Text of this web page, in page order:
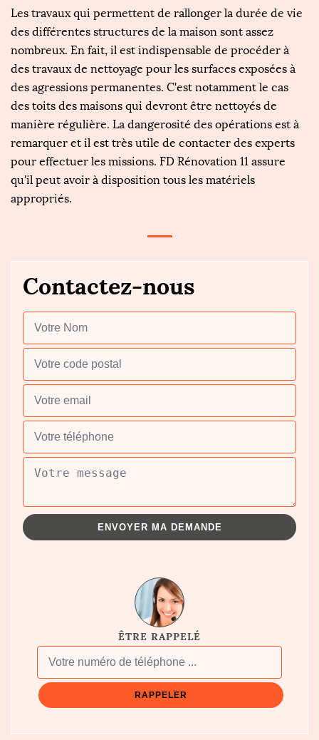
Les travaux qui permettent de rallonger la durée de vie
des différentes structures de la maison sont assez
nombreux. En fait, il est indispensable de procéder à
des travaux de nettoyage pour les surfaces exposées à
des agressions permanentes. C'est notamment le cas
des toits des maisons qui devront être nettoyés de
manière régulière. La dangerosité des opérations est à
remarquer et il est très utile de contacter des experts
pour effectuer les missions. FD Rénovation 11 assure
qu'il peut avoir à disposition tous les matériels
appropriés.
Contactez-nous
ÊTRE RAPPELÉ